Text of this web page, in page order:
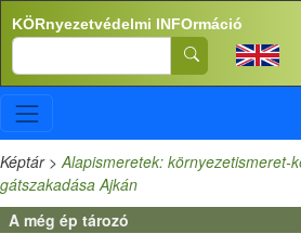
Ugrás a tartalomra
KÖRnyezetvédelmi INFOrmáció
Search
Képtár>Alapismeretek: környezetismeret-
gátszakadása Ajkán
A még ép tározó